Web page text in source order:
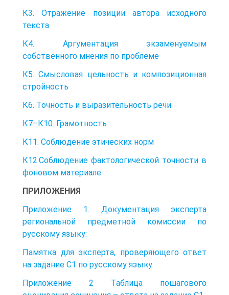
К3. Отражение позиции автора исходного
текста
К4. Аргументация экзаменуемым
собственного мнения по проблеме
К5. Смысловая цельность и композиционная
стройность
К6. Точность и выразительность речи
К7–К10. Грамотность
К11. Соблюдение этических норм
К12.Соблюдение фактологической точности в
фоновом материале
ПРИЛОЖЕНИЯ
Приложение 1. Документация эксперта
региональной предметной комиссии по
русскому языку:
Памятка для эксперта, проверяющего ответ
на задание С1 по русскому языку
Приложение 2 Таблица пошагового